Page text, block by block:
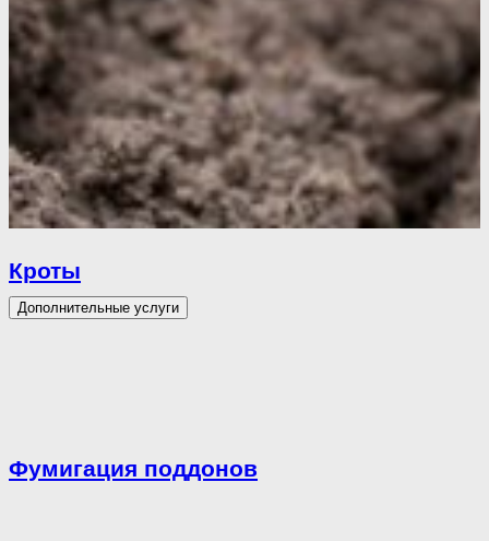
Кроты
Дополнительные услуги
Фумигация поддонов